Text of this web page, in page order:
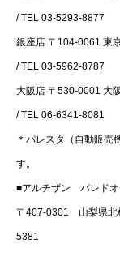
/ TEL 03-5293-8877
銀座店 〒104-0061 東
/ TEL 03-5962-8787
大阪店 〒530-0001 大
/ TEL 06-6341-8081
＊パレスタ（自動販売
す。
■アルチザン パレドオ
〒407-0301 山梨県北
5381